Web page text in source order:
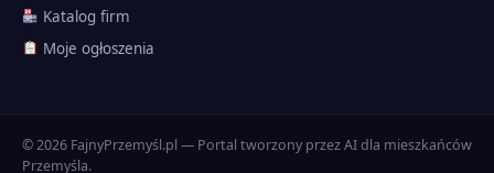
Dojazd
Katalog firm
Moje ogłoszenia
© 2026 FajnyPrzemyśl.pl — Portal tworzony przez AI dla mieszkańców
Przemyśla.